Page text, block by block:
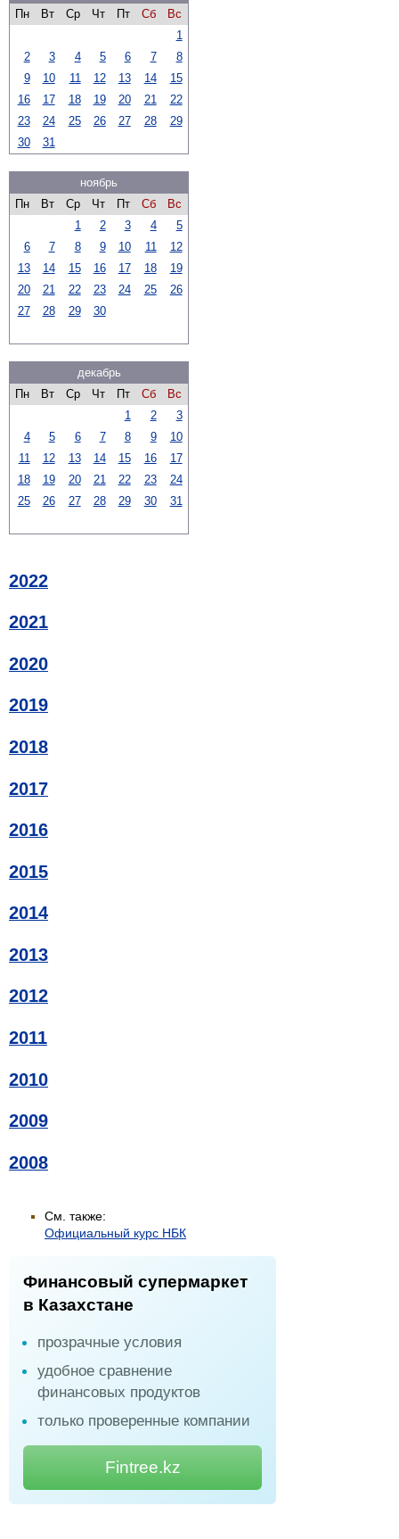
Пн
Вт Ср Чт Пт Сб
Вс
1
2
3 4 5 6 7
8
9
10 11 12 13 14
15
16
17 18 19 20 21
22
23
24 25 26 27 28
29
30
31
ноябрь
Пн
Вт Ср Чт Пт Сб
Вс
1
2 3 4
5
6
7 8 9 10 11
12
13
14 15 16 17 18
19
20
21 22 23 24 25
26
27
28 29 30
декабрь
Пн
Вт Ср Чт Пт Сб
Вс
1
2
3
4
5 6 7 8 9
10
11
12 13 14 15 16
17
18
19 20 21 22 23
24
25
26 27 28 29 30 31
2022
2021
2020
2019
2018
2017
2016
2015
2014
2013
2012
2011
2010
2009
2008
См. также:
Официальный курс НБК
Финансовый супермаркет
в Казахстане
прозрачные условия
удобное сравнение
финансовых продуктов
только проверенные компании
Fintree.kz